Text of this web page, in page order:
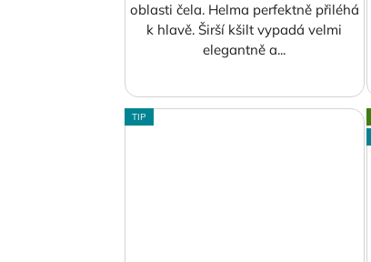
oblasti čela. Helma perfektně přiléhá
k hlavě. Širší kšilt vypadá velmi
elegantně a...
TIP